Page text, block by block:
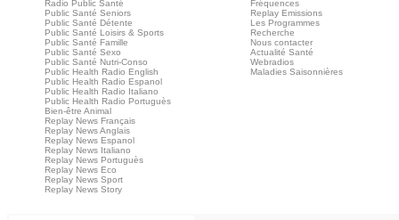
Radio Public Santé
Public Santé Seniors
Public Santé Détente
Public Santé Loisirs & Sports
Public Santé Famille
Public Santé Sexo
Public Santé Nutri-Conso
Public Health Radio English
Public Health Radio Espanol
Public Health Radio Italiano
Public Health Radio Portuguès
Bien-être Animal
Replay News Français
Replay News Anglais
Replay News Espanol
Replay News Italiano
Replay News Portuguès
Replay News Eco
Replay News Sport
Replay News Story
Fréquences
Replay Emissions
Les Programmes
Recherche
Nous contacter
Actualité Santé
Webradios
Maladies Saisonnières